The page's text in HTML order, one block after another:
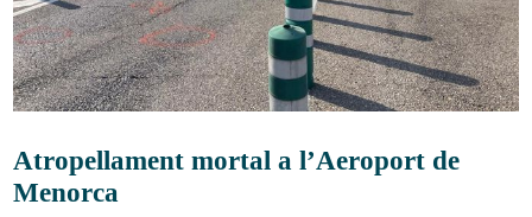
Atropellament mortal a l’Aeroport de
Menorca